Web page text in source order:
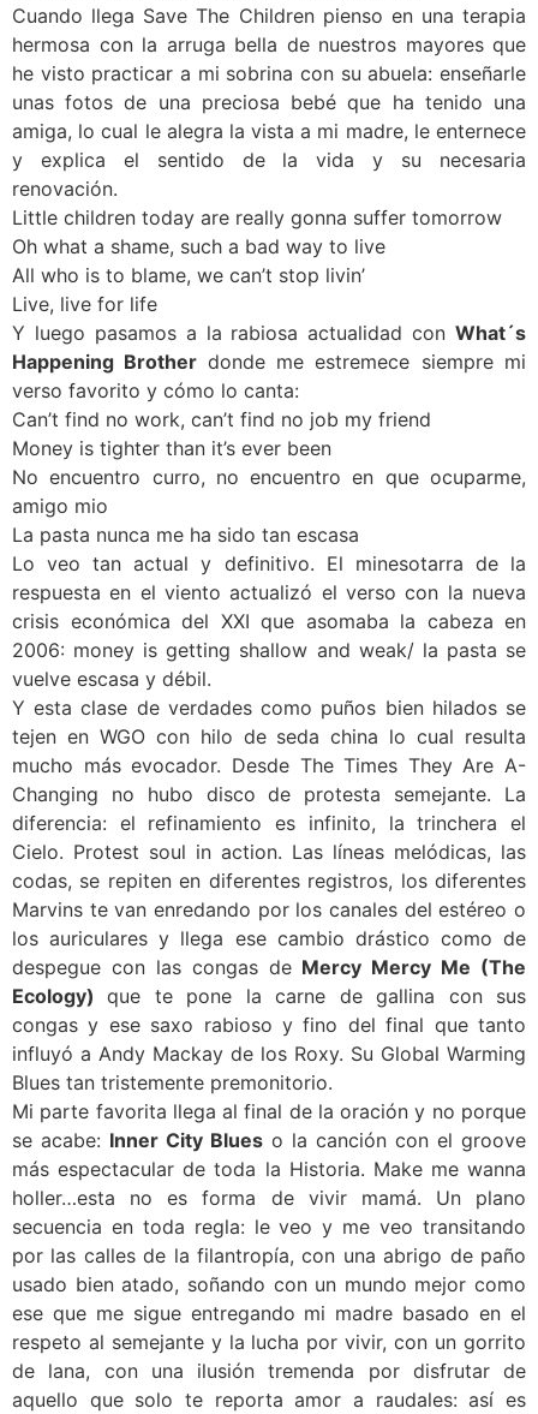
Cuando llega Save The Children pienso en una terapia
hermosa con la arruga bella de nuestros mayores que
he visto practicar a mi sobrina con su abuela: enseñarle
unas fotos de una preciosa bebé que ha tenido una
amiga, lo cual le alegra la vista a mi madre, le enternece
y explica el sentido de la vida y su necesaria
renovación.
Little children today are really gonna suffer tomorrow
Oh what a shame, such a bad way to live
All who is to blame, we can’t stop livin’
Live, live for life
Y luego pasamos a la rabiosa actualidad con What´s
Happening Brother donde me estremece siempre mi
verso favorito y cómo lo canta:
Can’t find no work, can’t find no job my friend
Money is tighter than it’s ever been
No encuentro curro, no encuentro en que ocuparme,
amigo mio
La pasta nunca me ha sido tan escasa
Lo veo tan actual y definitivo. El minesotarra de la
respuesta en el viento actualizó el verso con la nueva
crisis económica del XXI que asomaba la cabeza en
2006: money is getting shallow and weak/ la pasta se
vuelve escasa y débil.
Y esta clase de verdades como puños bien hilados se
tejen en WGO con hilo de seda china lo cual resulta
mucho más evocador. Desde The Times They Are A-
Changing no hubo disco de protesta semejante. La
diferencia: el refinamiento es infinito, la trinchera el
Cielo. Protest soul in action. Las líneas melódicas, las
codas, se repiten en diferentes registros, los diferentes
Marvins te van enredando por los canales del estéreo o
los auriculares y llega ese cambio drástico como de
despegue con las congas de Mercy Mercy Me (The
Ecology)que te pone la carne de gallina con sus
congas y ese saxo rabioso y fino del final que tanto
influyó a Andy Mackay de los Roxy. Su Global Warming
Blues tan tristemente premonitorio.
Mi parte favorita llega al final de la oración y no porque
se acabe: Inner City Blues o la canción con el groove
más espectacular de toda la Historia. Make me wanna
holler…esta no es forma de vivir mamá. Un plano
secuencia en toda regla: le veo y me veo transitando
por las calles de la filantropía, con una abrigo de paño
usado bien atado, soñando con un mundo mejor como
ese que me sigue entregando mi madre basado en el
respeto al semejante y la lucha por vivir, con un gorrito
de lana, con una ilusión tremenda por disfrutar de
aquello que solo te reporta amor a raudales: así es